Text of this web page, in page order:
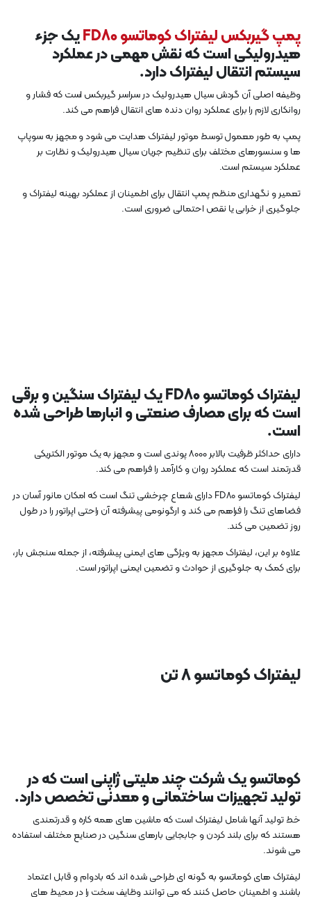
پمپ گیربکس لیفتراک کوماتسو FD80 یک جزء
هیدرولیکی است که نقش مهمی در عملکرد
سیستم انتقال لیفتراک دارد.
وظیفه اصلی آن گردش سیال هیدرولیک در سراسر گیربکس است که فشار و
روانکاری لازم را برای عملکرد روان دنده های انتقال فراهم می کند.
پمپ به طور معمول توسط موتور لیفتراک هدایت می شود و مجهز به سوپاپ
ها و سنسورهای مختلف برای تنظیم جریان سیال هیدرولیک و نظارت بر
عملکرد سیستم است.
تعمیر و نگهداری منظم پمپ انتقال برای اطمینان از عملکرد بهینه لیفتراک و
جلوگیری از خرابی یا نقص احتمالی ضروری است.
لیفتراک کوماتسو FD80 یک لیفتراک سنگین و برقی
است که برای مصارف صنعتی و انبارها طراحی شده
است.
دارای حداکثر ظرفیت بالابر 8000 پوندی است و مجهز به یک موتور الکتریکی
قدرتمند است که عملکرد روان و کارآمد را فراهم می کند.
لیفتراک کوماتسو FD80 دارای شعاع چرخشی تنگ است که امکان مانور آسان در
فضاهای تنگ را فراهم می کند و ارگونومی پیشرفته آن راحتی اپراتور را در طول
روز تضمین می کند.
علاوه بر این، لیفتراک مجهز به ویژگی های ایمنی پیشرفته، از جمله سنجش بار،
برای کمک به جلوگیری از حوادث و تضمین ایمنی اپراتور است.
لیفتراک کوماتسو ۸ تن
کوماتسو یک شرکت چند ملیتی ژاپنی است که در
تولید تجهیزات ساختمانی و معدنی تخصص دارد.
خط تولید آنها شامل لیفتراک است که ماشین های همه کاره و قدرتمندی
هستند که برای بلند کردن و جابجایی بارهای سنگین در صنایع مختلف استفاده
می شوند.
لیفتراک های کوماتسو به گونه ای طراحی شده اند که بادوام و قابل اعتماد
باشند و اطمینان حاصل کنند که می توانند وظایف سخت را در محیط های